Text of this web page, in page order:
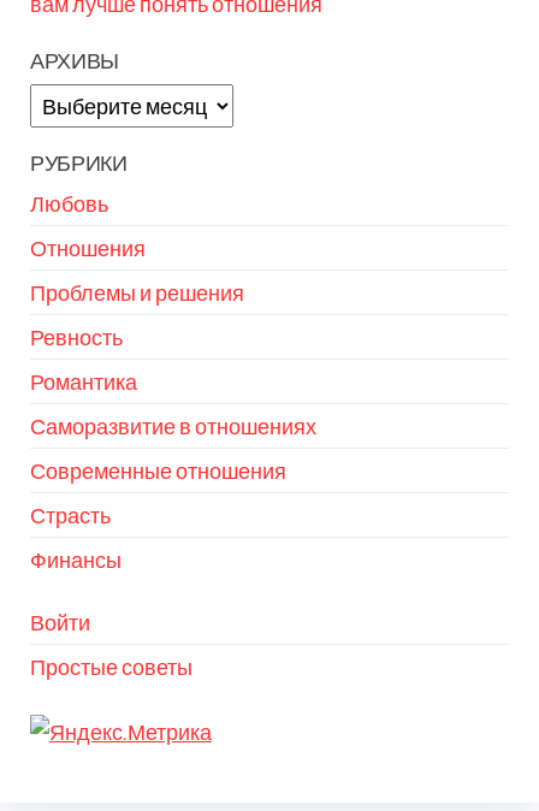
АРХИВЫ
Архивы
РУБРИКИ
Любовь
Отношения
Проблемы и решения
Ревность
Романтика
Саморазвитие в отношениях
Современные отношения
Страсть
Финансы
Войти
Простые советы